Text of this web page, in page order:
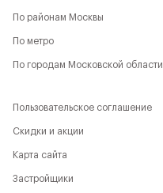
По районам Москвы
По метро
По городам Московской области
Пользовательское соглашение
Скидки и акции
Карта сайта
Застройщики